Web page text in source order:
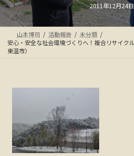
最
終
更
新
日
時
:
2011年12月24日
山本博司 活動報告
未分類
安心・安全な社会環境づくりへ！複合リサイク
東温市）